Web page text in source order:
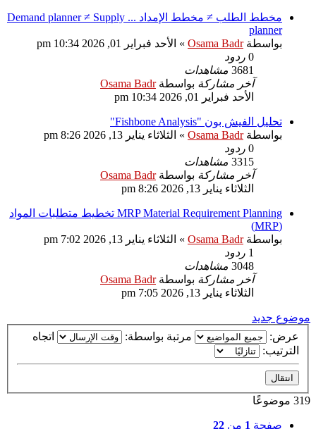
مخطط الطلب ≠ مخطط الإمداد ... Demand planner ≠ Supply
planner
بواسطةOsama Badr
» الأحد فبراير 01, 2026 10:34 pm
0 ردود
3681 مشاهدات
آخر مشاركة بواسطةOsama Badr
الأحد فبراير 01, 2026 10:34 pm
تحليل الفيش بون "Fishbone Analysis"
بواسطةOsama Badr
» الثلاثاء يناير 13, 2026 8:26 pm
0 ردود
3315 مشاهدات
آخر مشاركة بواسطةOsama Badr
الثلاثاء يناير 13, 2026 8:26 pm
MRP Material Requirement Planning تخطيط متطلبات المواد
(MRP)
بواسطةOsama Badr
» الثلاثاء يناير 13, 2026 7:02 pm
1 ردود
3048 مشاهدات
آخر مشاركة بواسطةOsama Badr
الثلاثاء يناير 13, 2026 7:05 pm
موضوع جديد
عرض:
مرتبة بواسطة:
اتجاه
الترتيب:
319 موضوعًا
صفحة 1 من 22